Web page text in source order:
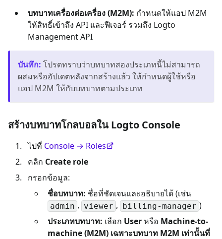
บทบาทเครื่องต่อเครื่อง (M2M): กำหนดให้แอป M2M
ให้สิทธิ์เข้าถึง API และฟีเจอร์ รวมถึง Logto
Management API
บันทึก: โปรดทราบว่าบทบาทสองประเภทนี้ไม่สามารถ
ผสมหรืออัปเดตหลังจากสร้างแล้ว ให้กำหนดผู้ใช้หรือ
แอป M2M ให้กับบทบาทตามประเภท
สร้างบทบาทโกลบอลใน Logto Console
ไปที่ Console → Roles
คลิก Create role
กรอกข้อมูล:
ชื่อบทบาท: ชื่อที่ชัดเจนและอธิบายได้ (เช่น
admin , viewer , billing-manager )
ประเภทบทบาท: เลือก Userหรือ Machine-to-
machine (M2M) เฉพาะบทบาท M2M เท่านั้นที่